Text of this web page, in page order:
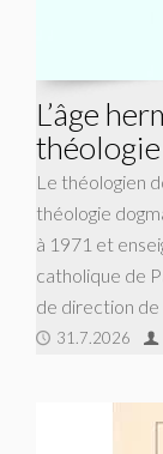
L’âge
Le théologien
théologie
à 1971 et
catholique de
de direction de
31.7.2026